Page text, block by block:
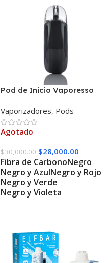
Pod de Inicio Vaporesso
Vaporizadores, Pods
Agotado
$30,000.00 $28,000.00
Fibra de CarbonoNegro
Negro y AzulNegro y Rojo
Negro y Verde
Negro y Violeta